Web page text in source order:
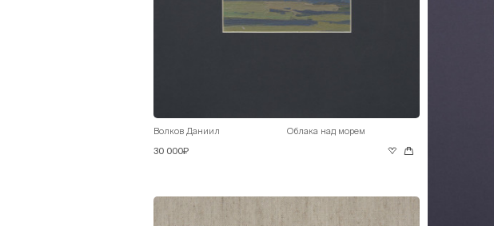
Волков Даниил Облака над морем
30 000₽